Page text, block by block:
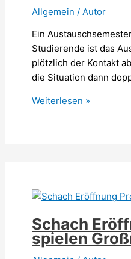
Allgemein / Autor
Ein
Studierende ist das
plötzlich der Kontakt
die Situation dann
Im
Forensik
2026
helfen
Weiterlesen »
Schach
spielen